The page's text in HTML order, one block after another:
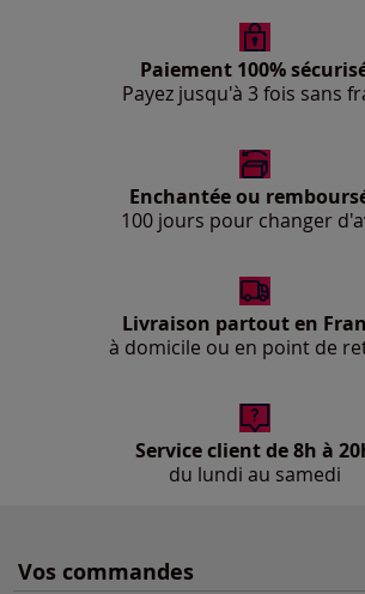
Paiement 100%
Payez jusqu'à 3 fois sans
Enchantée ou
100 jours pour changer
Livraison partout en
à domicile ou en point de
Service client de 8h à
du lundi au samedi
Vos commandes